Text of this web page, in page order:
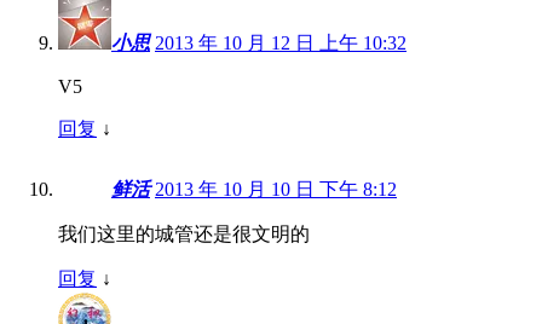
小思 2013 年 10 月 12 日 上午 10:32
V5
回复 ↓
鲜活 2013 年 10 月 10 日 下午 8:12
我们这里的城管还是很文明的
回复 ↓